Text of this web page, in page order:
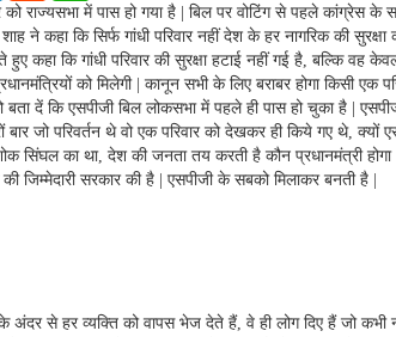
n
k
e
d
I
n
d
d
t
a
t
s
A
p
p
को राज्यसभा में पास हो गया है | बिल पर वोटिंग से पहले कांग्रेस
ने कहा कि सिर्फ गांधी परिवार नहीं देश के हर नागरिक की
कहा कि गांधी परिवार की सुरक्षा हटाई नहीं गई है, बल्कि वह
को मिलेगी | कानून सभी के लिए बराबर होगा किसी एक
दें कि एसपीजी बिल लोकसभा में पहले ही पास हो चुका है |
बार जो परिवर्तन थे वो एक परिवार को देखकर ही किये गए थे, क्यों
सिंघल का था, देश की जनता तय करती है कौन प्रधानमंत्री होगा
की जिम्मेदारी सरकार की है | एसपीजी के सबको मिलाकर बनती है |
अंदर से हर व्यक्ति को वापस भेज देते हैं, वे ही लोग दिए हैं जो कभी